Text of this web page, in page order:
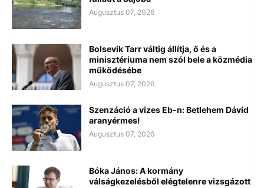
Augusztus 07, 2026
Bolsevik Tarr váltig állítja, ő és a
minisztériuma nem szól bele a közmédia
működésébe
Augusztus 07, 2026
Szenzáció a vizes Eb-n: Betlehem Dávid
aranyérmes!
Augusztus 07, 2026
Bóka János: A kormány
válságkezelésből elégtelenre vizsgázott